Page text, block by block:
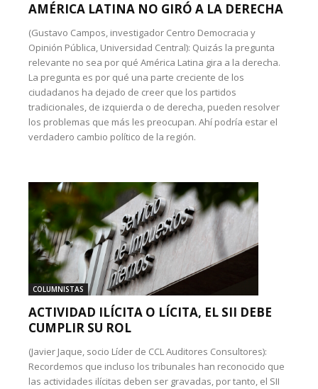
AMÉRICA LATINA NO GIRÓ A LA DERECHA
(Gustavo Campos, investigador Centro Democracia y
Opinión Pública, Universidad Central): Quizás la pregunta
relevante no sea por qué América Latina gira a la derecha.
La pregunta es por qué una parte creciente de los
ciudadanos ha dejado de creer que los partidos
tradicionales, de izquierda o de derecha, pueden resolver
los problemas que más les preocupan. Ahí podría estar el
verdadero cambio político de la región.
COLUMNISTAS
ACTIVIDAD ILÍCITA O LÍCITA, EL SII DEBE
CUMPLIR SU ROL
(Javier Jaque, socio Líder de CCL Auditores Consultores):
Recordemos que incluso los tribunales han reconocido que
las actividades ilícitas deben ser gravadas, por tanto, el SII